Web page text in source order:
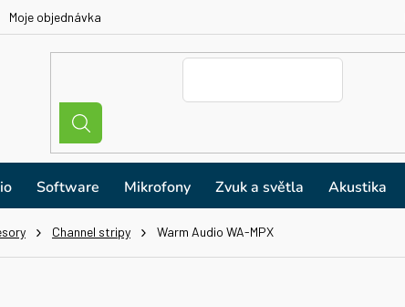
Moje objednávka
Software Mikrofony Zvuk a světla Akustika
Channel stripy Warm Audio WA-MPX